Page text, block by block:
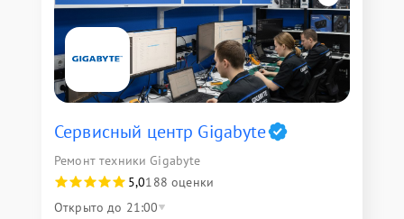
Сервисный центр Gigabyte
Ремонт техники Gigabyte
5,0188 оценки
Открыто до 21:00